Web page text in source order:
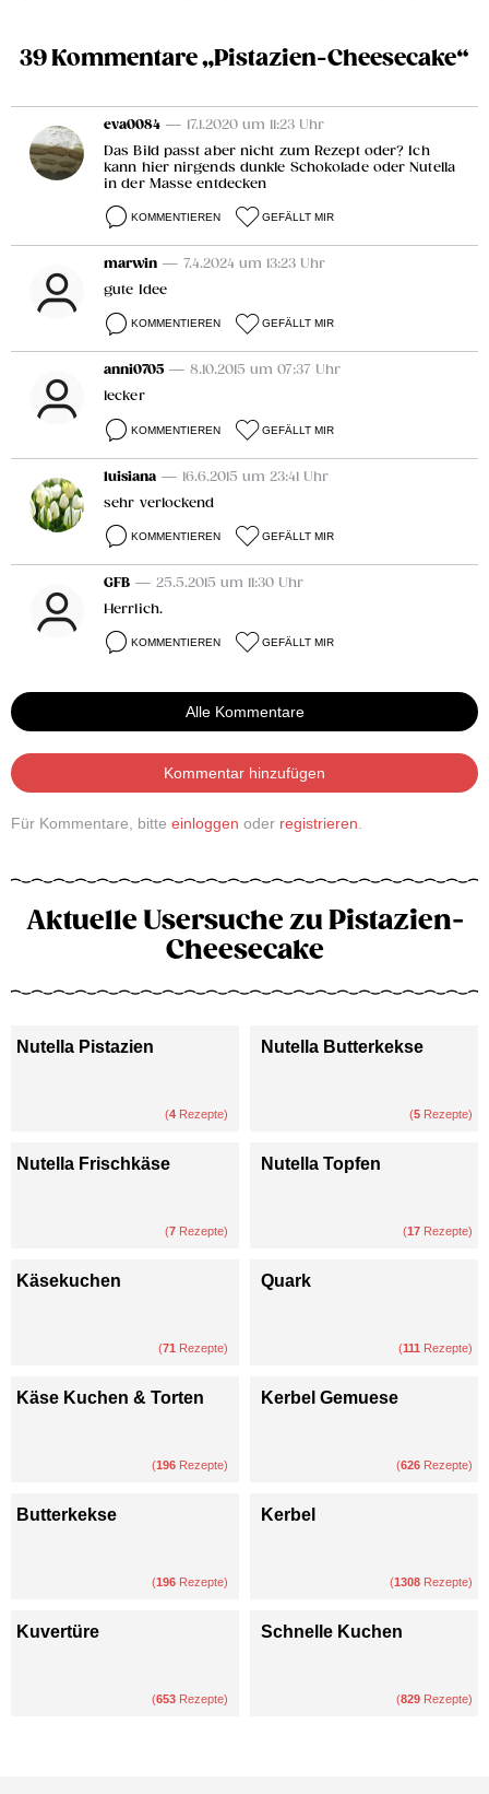
39 Kommentare „Pistazien-Cheesecake“
eva0084 — 17.1.2020 um 11:23 Uhr
Das Bild passt aber nicht zum Rezept oder? Ich
kann hier nirgends dunkle Schokolade oder Nutella
in der Masse entdecken
KOMMENTIEREN GEFÄLLT MIR
marwin — 7.4.2024 um 13:23 Uhr
gute Idee
KOMMENTIEREN GEFÄLLT MIR
anni0705 — 8.10.2015 um 07:37 Uhr
lecker
KOMMENTIEREN GEFÄLLT MIR
luisiana — 16.6.2015 um 23:41 Uhr
sehr verlockend
KOMMENTIEREN GEFÄLLT MIR
GFB — 25.5.2015 um 11:30 Uhr
Herrlich.
KOMMENTIEREN GEFÄLLT MIR
Alle Kommentare
Kommentar hinzufügen
Für Kommentare, bitte einloggen oder registrieren
Aktuelle Usersuche zu Pistazien-
Cheesecake
Nutella Pistazien
(4 Rezepte)
Nutella Butterkekse
(5 Rezepte)
Nutella Frischkäse
(7 Rezepte)
Nutella Topfen
(17 Rezepte)
Käsekuchen
(71 Rezepte)
Quark
(111 Rezepte)
Käse Kuchen & Torten
(196 Rezepte)
Kerbel Gemuese
(626 Rezepte)
Butterkekse
(196 Rezepte)
Kerbel
(1308 Rezepte)
Kuvertüre
(653 Rezepte)
Schnelle Kuchen
(829 Rezepte)